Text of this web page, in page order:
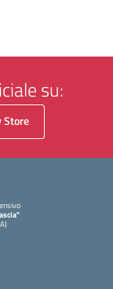
su:
Store
iniziale della scuola